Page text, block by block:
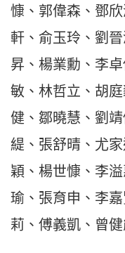
慷、郭偉森、鄧
軒、俞玉玲、劉
昇、楊業勳、李
敏、林哲立、胡
健、鄒曉慧、劉
緹、張舒晴、尤
穎、楊世慷、李
瑜、張育申、李
莉、傅義凱、曾